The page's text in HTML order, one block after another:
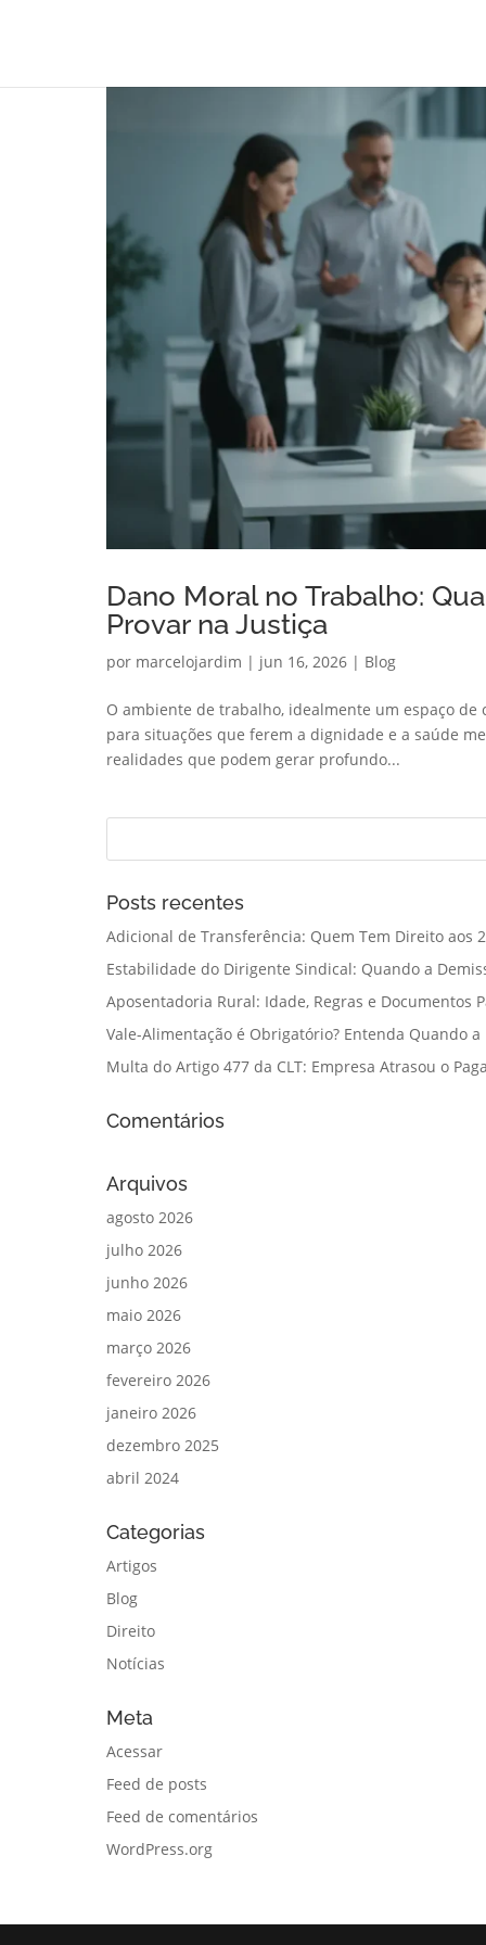
Dano Moral no Trabalho:
Provar na Justiça
por marcelojardim | jun 16, 2026 | Blog
O ambiente de trabalho, idealmente um espaço
para situações que ferem a dignidade e a saúde
realidades que podem gerar profundo...
Posts recentes
Adicional de Transferência: Quem Tem Direito aos
Estabilidade do Dirigente Sindical: Quando a
Aposentadoria Rural: Idade, Regras e Documentos
Vale-Alimentação é Obrigatório? Entenda Quando
Multa do Artigo 477 da CLT: Empresa Atrasou o
Comentários
Arquivos
agosto 2026
julho 2026
junho 2026
maio 2026
março 2026
fevereiro 2026
janeiro 2026
dezembro 2025
abril 2024
Categorias
Artigos
Blog
Direito
Notícias
Meta
Acessar
Feed de posts
Feed de comentários
WordPress.org